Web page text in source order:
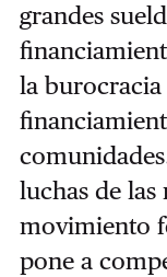
grandes
la burocracia
luchas de las
movimiento
pone a